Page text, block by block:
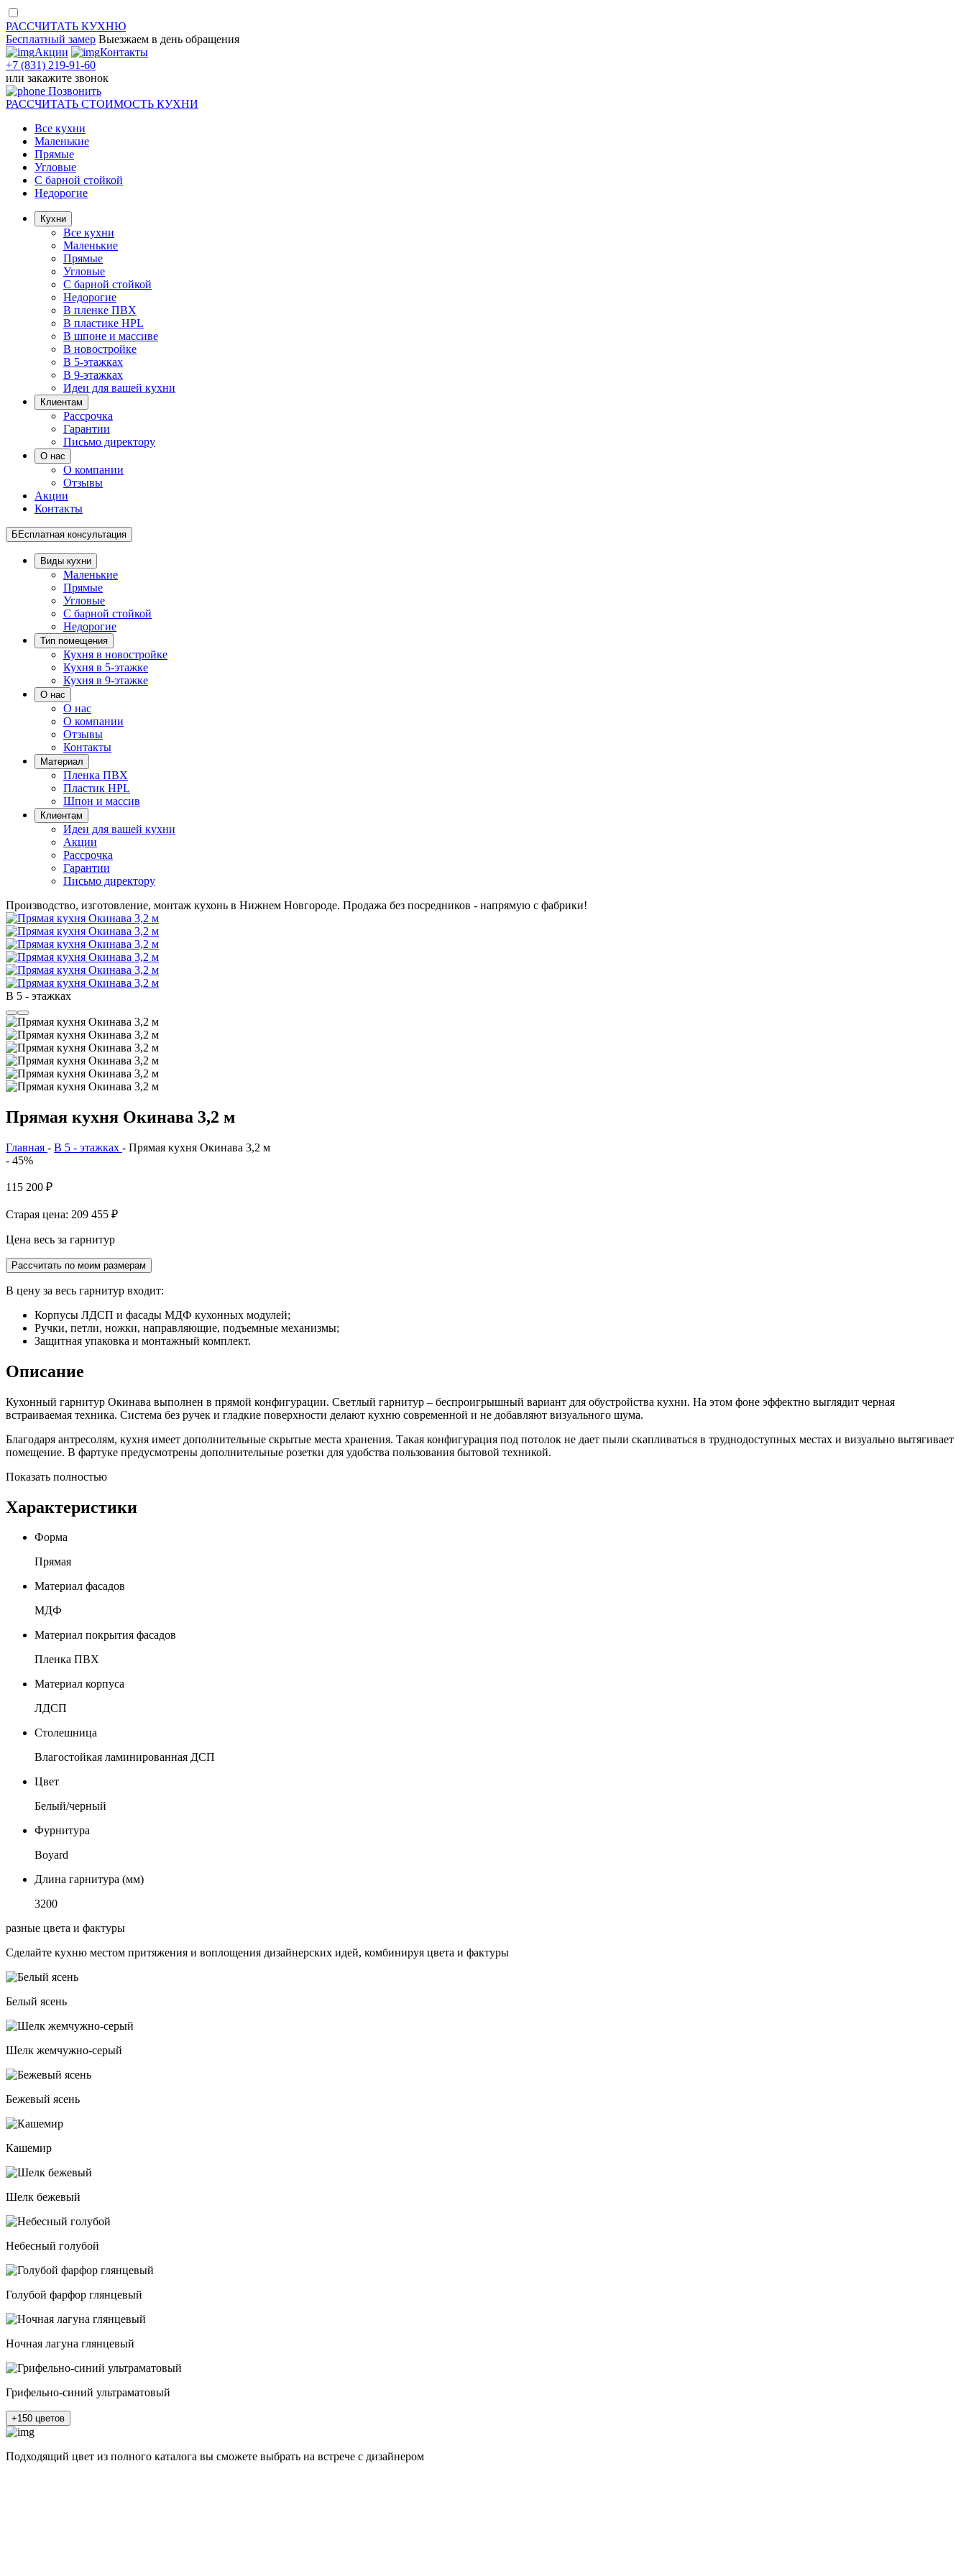
РАССЧИТАТЬ КУХНЮ
Бесплатный замер Выезжаем в день обращения
Акции
Контакты
+7 (831) 219-91-60
или закажите звонок
Позвонить
РАССЧИТАТЬ СТОИМОСТЬ КУХНИ
Все кухни
Маленькие
Прямые
Угловые
С барной стойкой
Недорогие
Кухни
Все кухни
Маленькие
Прямые
Угловые
С барной стойкой
Недорогие
В пленке ПВХ
В пластике HPL
В шпоне и массиве
В новостройке
В 5-этажках
В 9-этажках
Идеи для вашей кухни
Клиентам
Рассрочка
Гарантии
Письмо директору
О нас
О компании
Отзывы
Акции
Контакты
БЕсплатная консультация
Виды кухни
Маленькие
Прямые
Угловые
С барной стойкой
Недорогие
Тип помещения
Кухня в новостройке
Кухня в 5-этажке
Кухня в 9-этажке
О нас
О нас
О компании
Отзывы
Контакты
Материал
Пленка ПВХ
Пластик HPL
Шпон и массив
Клиентам
Идеи для вашей кухни
Акции
Рассрочка
Гарантии
Письмо директору
Производство, изготовление, монтаж кухонь в Нижнем Новгороде. Продажа без посредников - напрямую с фабрики!
В 5 - этажках
Прямая кухня Окинава 3,2 м
Главная - В 5 - этажках - Прямая кухня Окинава 3,2 м
- 45%
115 200 ₽
Старая цена: 209 455 ₽
Цена весь за гарнитур
Рассчитать по моим размерам
В цену за весь гарнитур входит:
Корпусы ЛДСП и фасады МДФ кухонных модулей;
Ручки, петли, ножки, направляющие, подъемные механизмы;
Защитная упаковка и монтажный комплект.
Описание
Кухонный гарнитур Окинава выполнен в прямой конфигурации. Светлый гарнитур – беспроигрышный вариант для обустройства кухни. На этом фоне эффектно выглядит черная
встраиваемая техника. Система без ручек и гладкие поверхности делают кухню современной и не добавляют визуального шума.
Благодаря антресолям, кухня имеет дополнительные скрытые места хранения. Такая конфигурация под потолок не дает пыли скапливаться в труднодоступных местах и визуально вытягивает
помещение. В фартуке предусмотрены дополнительные розетки для удобства пользования бытовой техникой.
Показать полностью
Характеристики
Форма
Прямая
Материал фасадов
МДФ
Материал покрытия фасадов
Пленка ПВХ
Материал корпуса
ЛДСП
Столешница
Влагостойкая ламинированная ДСП
Цвет
Белый/черный
Фурнитура
Boyard
Длина гарнитура (мм)
3200
разные цвета и фактуры
Сделайте кухню местом притяжения и воплощения дизайнерских идей, комбинируя цвета и фактуры
Белый ясень
Шелк жемчужно-серый
Бежевый ясень
Кашемир
Шелк бежевый
Небесный голубой
Голубой фарфор глянцевый
Ночная лагуна глянцевый
Грифельно-синий ультраматовый
+150 цветов
Подходящий цвет из полного каталога вы сможете выбрать на встрече с дизайнером